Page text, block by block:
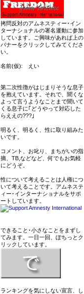
拷問反対のアムネスティー･イン
ターナショナルの署名運動に参加
しています。ご興味があれば上の
バナーをクリックしてみてくださ
い。
名前(仮): えい
第二次性徴がはじまりそうな息子
を抱えています。それで、聞くな
よって言うようなことまで聞いて
くる息子に｢どうやって対応した
らええの???｣
明るく、明るく、性に取り組みた
いです。
コメント、お叱り、まちがいの指
摘、TB,などなど、何でもお気軽
にどうぞ。
性について考えることは人権につ
いて考えることです。アムネステ
ィー･インターナショナルをサポ
ートしています。
できること･小さなことをまずし
てみます。一日一回、ぽちっとク
リックしています。
ランキングを気にしない宣言、し